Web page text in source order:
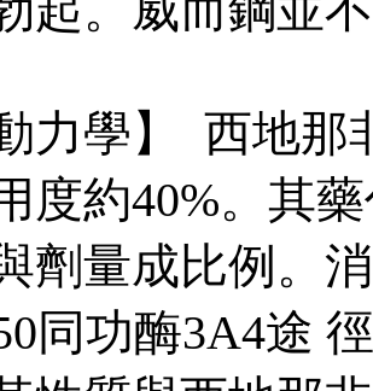
動力學】 西地
度約40%。其
劑量成比例。
同功酶3A4途